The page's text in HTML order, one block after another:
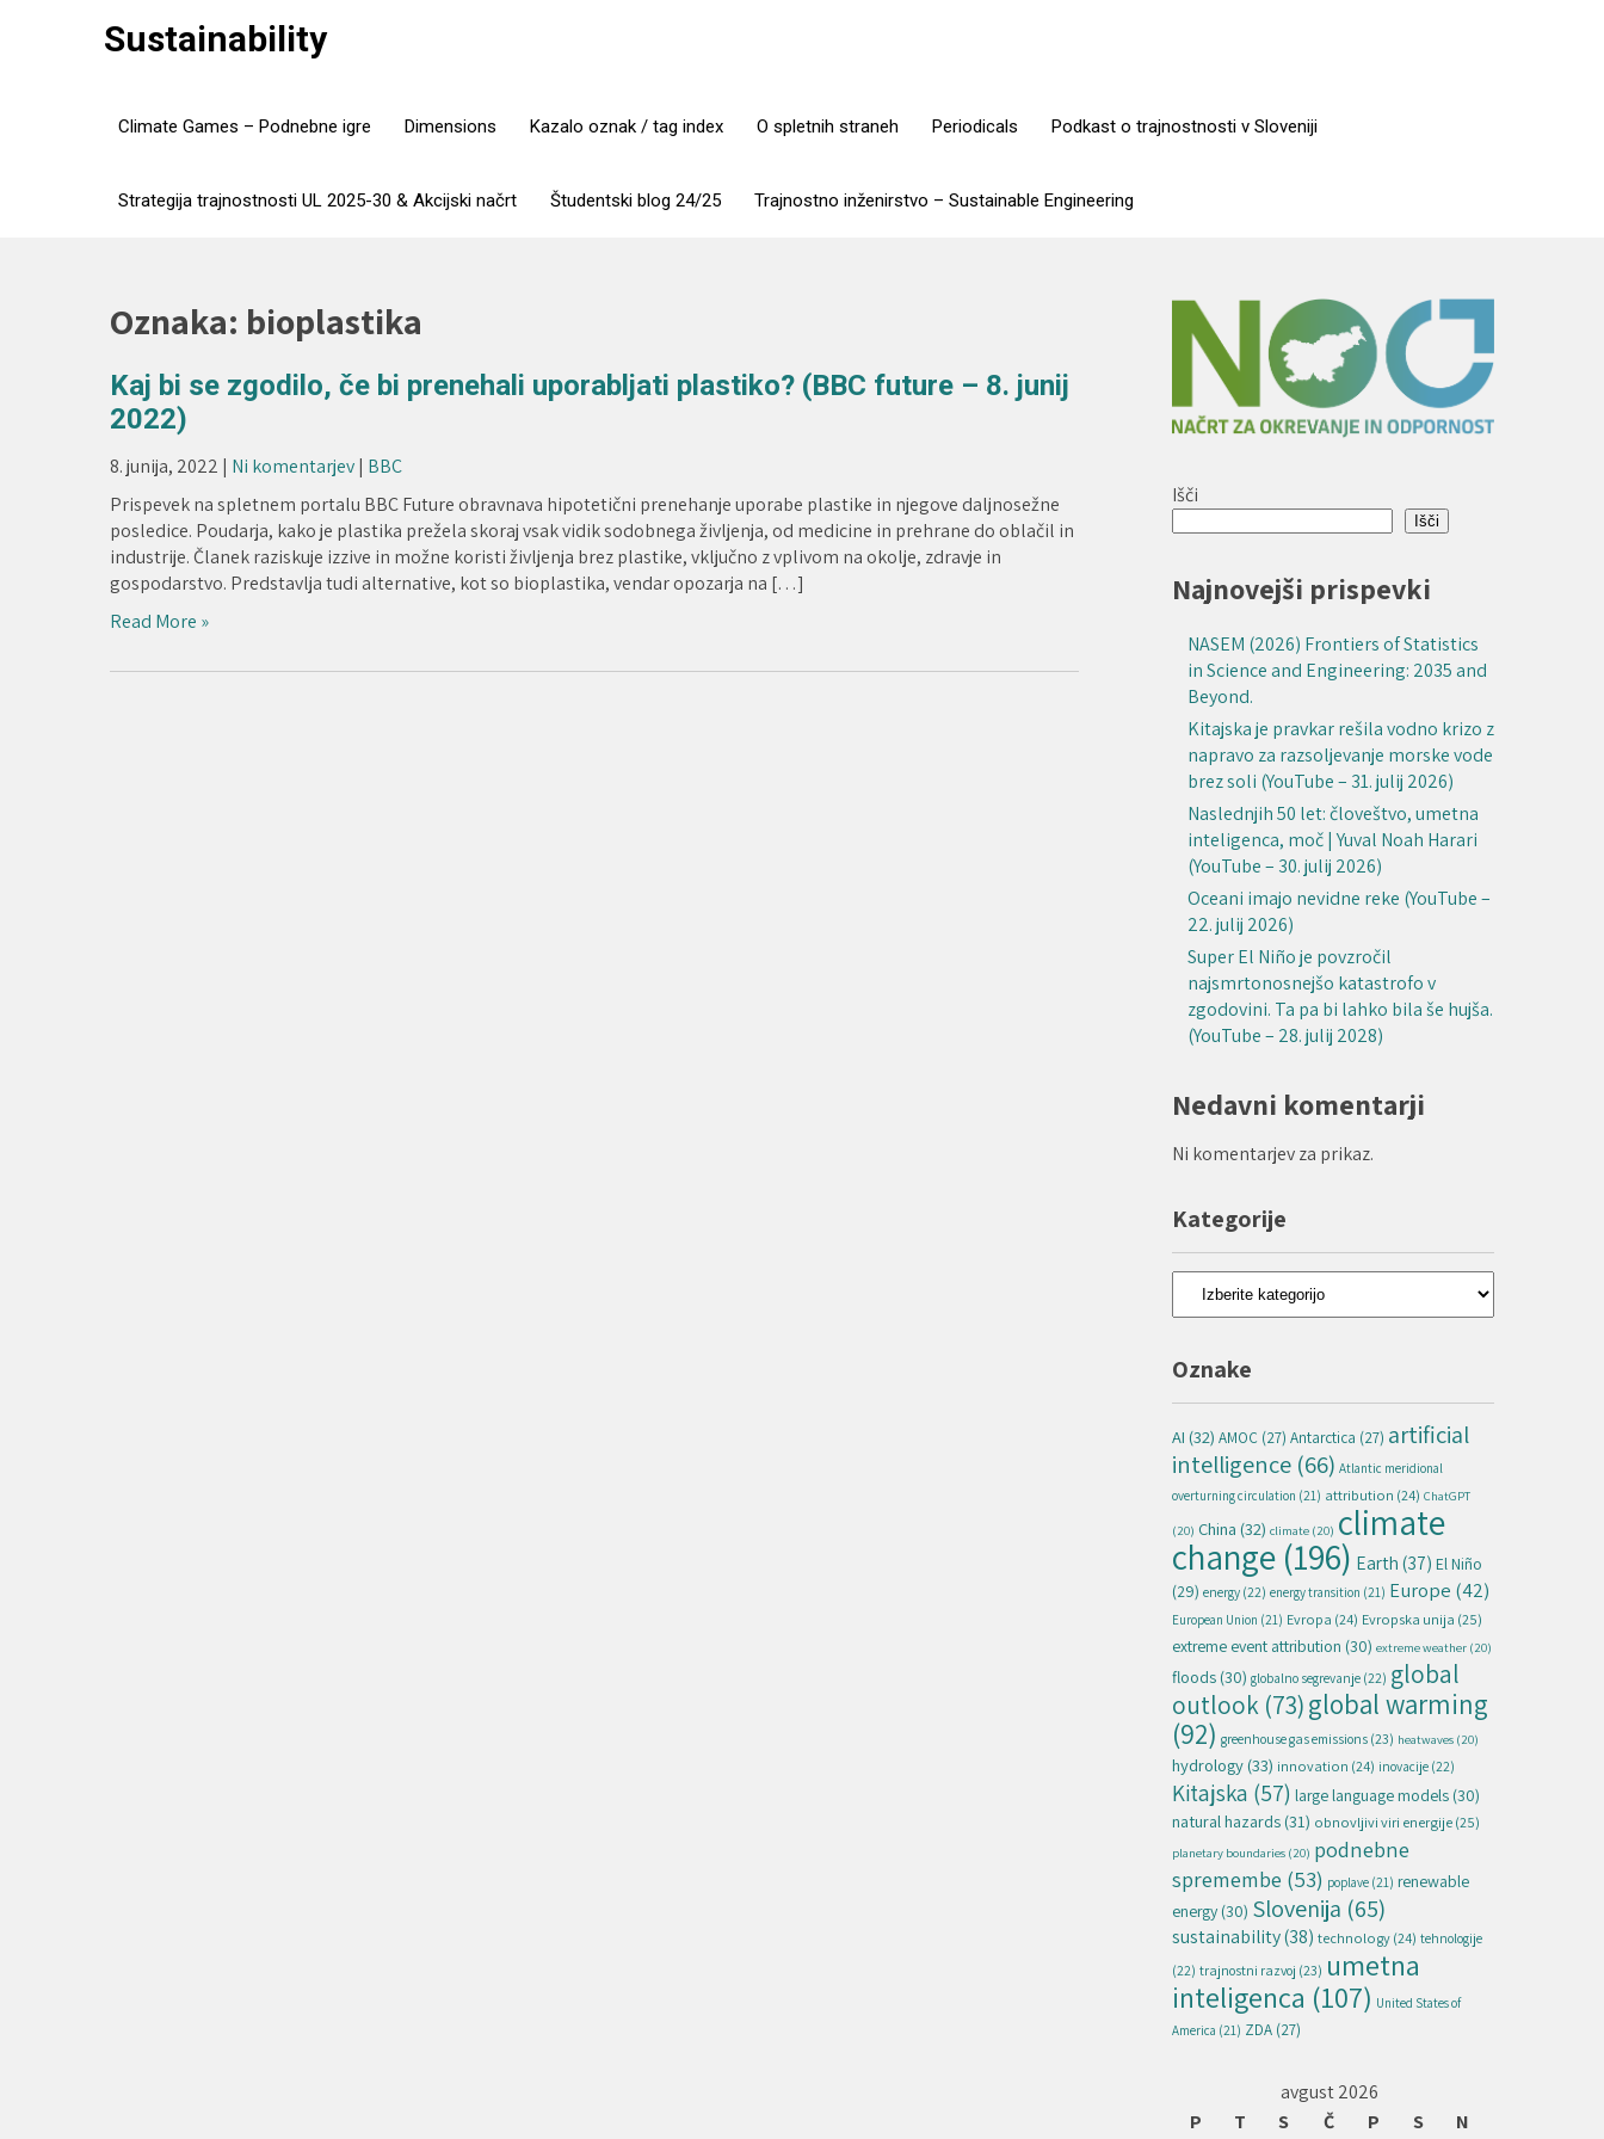
Sustainability
Climate Games – Podnebne igre Dimensions Kazalo oznak / tag index O spletnih straneh Periodicals Podkast o trajnostnosti v Sloveniji
Strategija trajnostnosti UL 2025-30 & Akcijski načrt Študentski blog 24/25 Trajnostno inženirstvo – Sustainable Engineering
Oznaka: bioplastika
Kaj bi se zgodilo, če bi prenehali uporabljati plastiko? (BBC future – 8. junij
2022)
8. junija, 2022 | Ni komentarjev| BBC
Prispevek na spletnem portalu BBC Future obravnava hipotetični prenehanje uporabe plastike in njegove daljnosežne
posledice. Poudarja, kako je plastika prežela skoraj vsak vidik sodobnega življenja, od medicine in prehrane do oblačil in
industrije. Članek raziskuje izzive in možne koristi življenja brez plastike, vključno z vplivom na okolje, zdravje in
gospodarstvo. Predstavlja tudi alternative, kot so bioplastika, vendar opozarja na […]
Read More »
Išči
Išči
Najnovejši prispevki
NASEM (2026) Frontiers of Statistics
in Science and Engineering: 2035 and
Beyond.
Kitajska je pravkar rešila vodno krizo z
napravo za razsoljevanje morske vode
brez soli (YouTube – 31. julij 2026)
Naslednjih 50 let: človeštvo, umetna
inteligenca, moč | Yuval Noah Harari
(YouTube – 30. julij 2026)
Oceani imajo nevidne reke (YouTube –
22. julij 2026)
Super El Niño je povzročil
najsmrtonosnejšo katastrofo v
zgodovini. Ta pa bi lahko bila še hujša.
(YouTube – 28. julij 2028)
Nedavni komentarji
Ni komentarjev za prikaz.
Kategorije
Kategorije
Oznake
AI (32) AMOC (27) Antarctica (27) artificial
intelligence (66) Atlantic meridional
overturning circulation (21) attribution (24) ChatGPT
(20) China (32) climate (20) climate
change (196) Earth (37) El Niño
(29) energy (22) energy transition (21) Europe (42)
European Union (21) Evropa (24) Evropska unija (25)
extreme event attribution (30) extreme weather (20)
floods (30) globalno segrevanje (22) global
outlook (73)global warming
(92) greenhouse gas emissions (23) heatwaves (20)
hydrology(33) innovation (24) inovacije (22)
Kitajska (57) large language models (30)
natural hazards (31) obnovljivi viri energije(25)
planetary boundaries (20) podnebne
spremembe (53) poplave (21) renewable
energy (30) Slovenija (65)
sustainability(38) technology(24) tehnologije
(22) trajnostni razvoj (23) umetna
inteligenca (107) United States of
America (21) ZDA (27)
avgust 2026
P
T S Č P S N